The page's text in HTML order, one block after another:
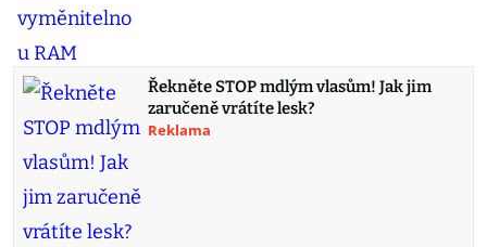
Řekněte STOP mdlým vlasům! Jak jim
zaručeně vrátíte lesk?
Reklama